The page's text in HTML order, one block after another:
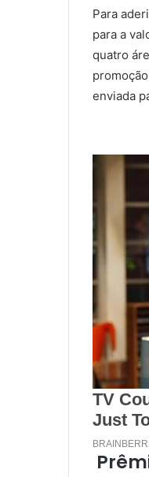
Para
para a
quatro
enviada